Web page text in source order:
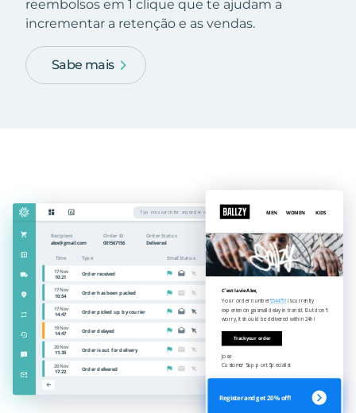
reembolsos em 1 clique que te ajudam a
incrementar a retenção e as vendas.
Sabe mais